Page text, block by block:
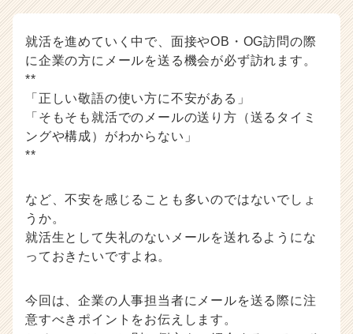
策・
活
ノ
ハ
ウ
記
ン
ャ
ー・
成
企
業
か
就活を進めていく中で、面接やOB・OG訪問の際
に企業の方にメールを送る機会が必ず訪れます。
**
「正しい敬語の使い方に不安がある」
「そもそも就活でのメールの送り方（送るタイミ
ングや構成）がわからない」
**
など、不安を感じることも多いのではないでしょ
うか。
就活生として失礼のないメールを送れるようにな
っておきたいですよね。
今回は、企業の人事担当者にメールを送る際に注
意すべきポイントをお伝えします。